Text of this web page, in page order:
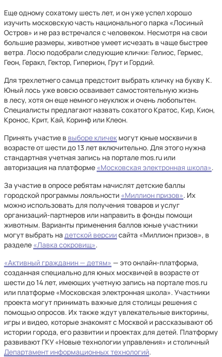
Еще одному сохатому шесть лет, и он уже успел хорошо
изучить московскую часть национального парка «Лосиный
Остров» и не раз встречался с человеком. Несмотря на свои
большие размеры, животное умеет исчезать в чаще быстрее
ветра. Лосю подобрали следующие клички: Гелиос, Гермес,
Геон, Геракл, Гектор, Гиперион, Грут и Гордий.
Для трехлетнего самца предстоит выбрать кличку на букву К.
Юный лось уже вовсю осваивает самостоятельную жизнь
в лесу, хотя он еще немного неуклюж и очень любопытен.
Специалисты предлагают назвать сохатого Кратос, Кир, Кион,
Кронос, Крит, Кай, Коринф или Клеон.
Принять участие в выборе кличек могут юные москвичи в
возрасте от шести до 13 лет включительно. Для этого нужна
стандартная учетная запись на портале mos.ru или
авторизация на платформе «Московская электронная школа».
За участие в опросе ребятам начислят детские баллы
городской программы лояльности «Миллион призов». Их
можно использовать для получения товаров и услуг
организаций-партнеров или направить в фонды помощи
животным. Варианты применения баллов юные участники
могут выбрать на детской версии сайта «Миллион призов», в
разделе «Лавка сокровищ».
«Активный гражданин — детям» — это онлайн-платформа,
созданная специально для юных москвичей в возрасте от
шести до 14 лет, имеющих учетную запись на портале mos.ru
или платформе «Московская электронная школа». Участники
проекта могут принимать важные для столицы решения с
помощью опросов. Их также ждут увлекательные викторины,
игры и видео, которые знакомят с Москвой и рассказывают об
истории города, его развитии и проектах для детей. Платформу
развивают ГКУ «Новые технологии управления» и столичный
Департамент информационных технологий.